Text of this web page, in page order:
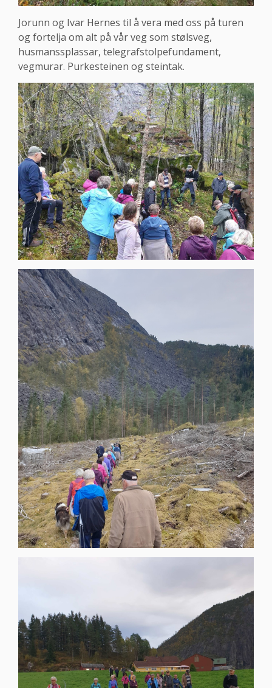
Jorunn og Ivar Hernes til å vera med oss på turen
og fortelja om alt på vår veg som stølsveg,
husmanssplassar, telegrafstolpefundament,
vegmurar. Purkesteinen og steintak.